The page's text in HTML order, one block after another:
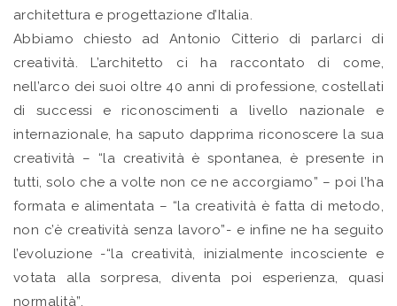
architettura e progettazione d’Italia.
Abbiamo chiesto ad Antonio Citterio di parlarci di
creatività. L’architetto ci ha raccontato di come,
nell’arco dei suoi oltre 40 anni di professione, costellati
di successi e riconoscimenti a livello nazionale e
internazionale, ha saputo dapprima riconoscere la sua
creatività – “la creatività è spontanea, è presente in
tutti, solo che a volte non ce ne accorgiamo” – poi l’ha
formata e alimentata – “la creatività è fatta di metodo,
non c’è creatività senza lavoro”- e infine ne ha seguito
l’evoluzione -“la creatività, inizialmente incosciente e
votata alla sorpresa, diventa poi esperienza, quasi
normalità”.